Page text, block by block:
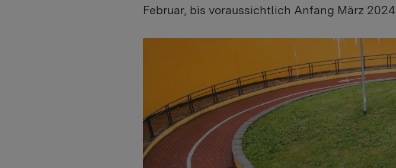
Februar, bis voraussichtlich Anfang März 2024